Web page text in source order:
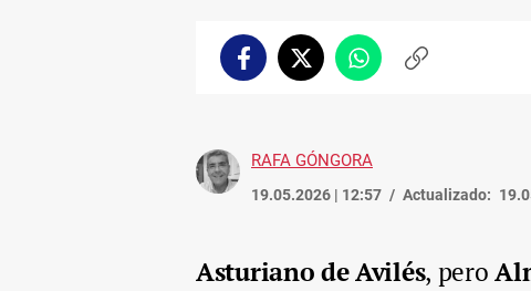
FacebookTwitterWhatsappCopiar
RAFA GÓNGORA
19.05.2026 | 12:57 Actualizado:
Asturiano de Avilés, pero